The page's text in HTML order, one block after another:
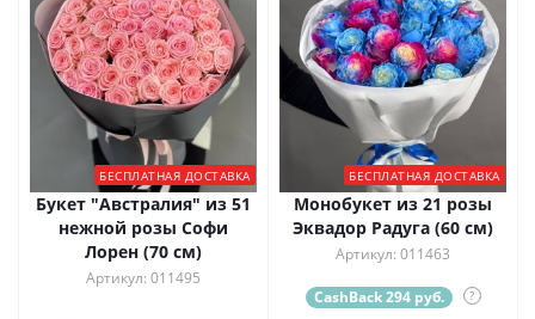
БЕСПЛАТНАЯ ДОСТАВКА
Букет "Австралия" из 51
нежной розы Софи
Лорен (70 см)
Артикул: 011495
БЕСПЛАТНАЯ ДОСТАВКА
Монобукет из 21 розы
Эквадор Радуга (60 см)
Артикул: 011463
CashBack 294 руб. ?